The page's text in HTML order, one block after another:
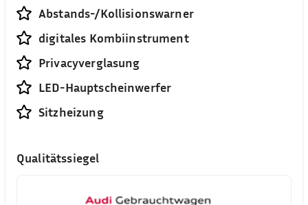
Abstands-/Kollisionswarner
digitales Kombiinstrument
Privacyverglasung
LED-Hauptscheinwerfer
Sitzheizung
Qualitätssiegel